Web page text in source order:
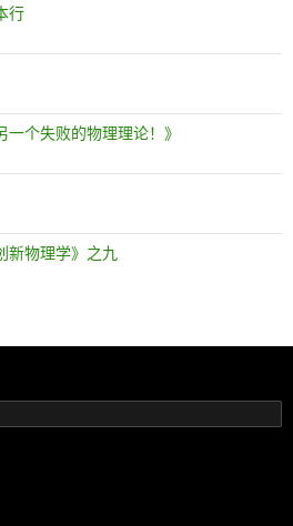
行
一个失败的物理理论！》
新物理学》之九